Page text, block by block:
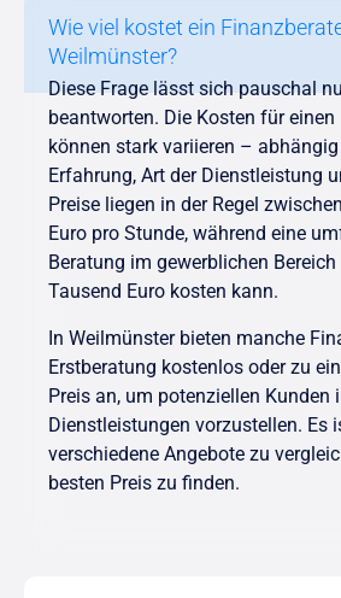
Wie viel kostet ein
Weilmünster?
Diese Frage lässt sich pauschal
beantworten. Die Kosten für
können stark variieren –
Erfahrung, Art der Dienstleistung
Preise liegen in der Regel
Euro pro Stunde, während eine
Beratung im gewerblichen
Tausend Euro kosten kann.
In Weilmünster bieten manche
Erstberatung kostenlos oder zu
Preis an, um potenziellen Kunden
Dienstleistungen vorzustellen. Es
verschiedene Angebote zu
besten Preis zu finden.